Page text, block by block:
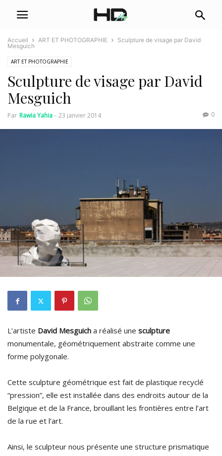
Accueil ART ET PHOTOGRAPHIE
Sculpture de visage par David
Mesguich
ART ET PHOTOGRAPHIE
Sculpture de visage par David
Mesguich
Par Rawia Yahia- 23 janvier 2014 0
L’artiste David Mesguich a réalisé une sculpture
monumentale, géométriquement abstraite comme une
forme polygonale.
Cette sculpture géométrique est fait de plastique recyclé
“pression”, elle est installée dans des endroits autour de la
Belgique et de la France, brouillant les frontières entre l’art
de la rue et l’art.
Ainsi, le sculpteur nous présente une structure prismatique